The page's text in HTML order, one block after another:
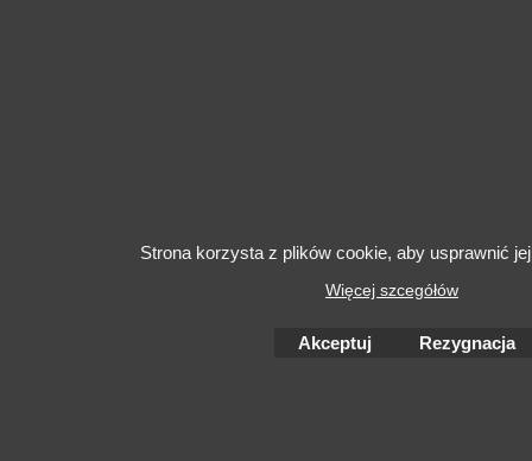
Strona korzysta z plików cookie, aby usprawnić
Więcej szcegółów
Akceptuj Rezygnacja